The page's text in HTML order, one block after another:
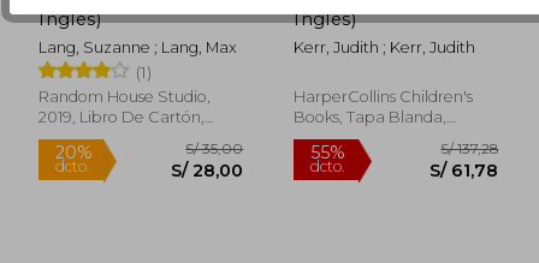
40%
dcto. S/ 54,32 dcto.
Inglés)
Lang, Suzanne ; Lang, Max
(1)
Random House Studio,
2019, Libro De Cartón,
Nuevo
Inglés)
Kerr, Judith ; Kerr, Judith
HarperCollins Children's
Books, Tapa Blanda,
Nuevo